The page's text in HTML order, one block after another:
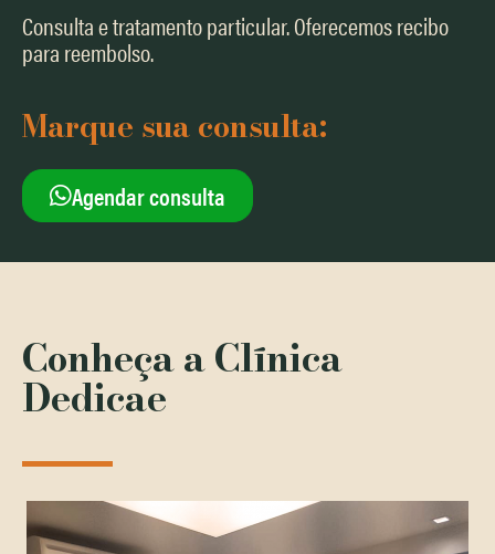
Consulta e tratamento particular. Oferecemos recibo
para reembolso.
Marque sua consulta:
Agendar consulta
Conheça a Clínica
Dedicae